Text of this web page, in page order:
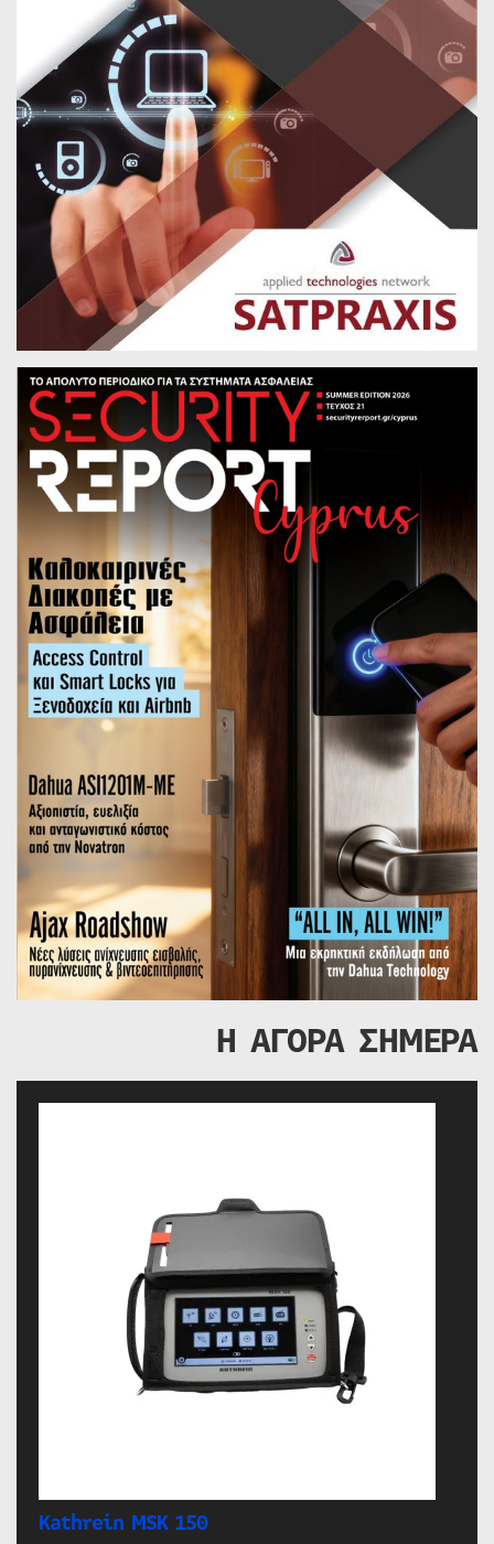
Η ΑΓΟΡΑ ΣΗΜΕΡΑ
Kathrein MSK 150